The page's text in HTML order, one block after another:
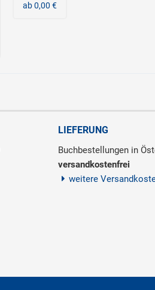
ab 0,00 €
LIEFERUNG
Buchbestellungen in
versandkostenfrei
weitere